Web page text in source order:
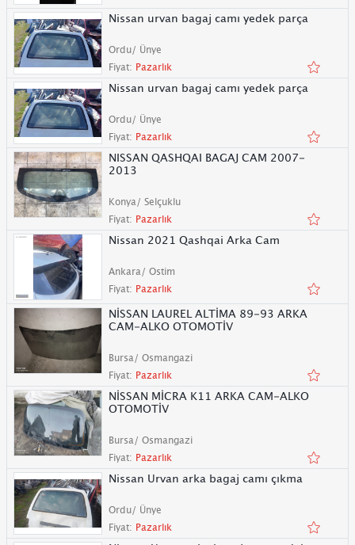
Nissan urvan bagaj camı yedek parça
Ordu/ Ünye
Fiyat: Pazarlık
Nissan urvan bagaj camı yedek parça
Ordu/ Ünye
Fiyat: Pazarlık
NISSAN QASHQAI BAGAJ CAM 2007-
2013
Konya/ Selçuklu
Fiyat: Pazarlık
Nissan 2021 Qashqai Arka Cam
Ankara/ Ostim
Fiyat: Pazarlık
NİSSAN LAUREL ALTİMA 89-93 ARKA
CAM-ALKO OTOMOTİV
Bursa/ Osmangazi
Fiyat: Pazarlık
NİSSAN MİCRA K11 ARKA CAM-ALKO
OTOMOTİV
Bursa/ Osmangazi
Fiyat: Pazarlık
Nissan Urvan arka bagaj camı çıkma
Ordu/ Ünye
Fiyat: Pazarlık